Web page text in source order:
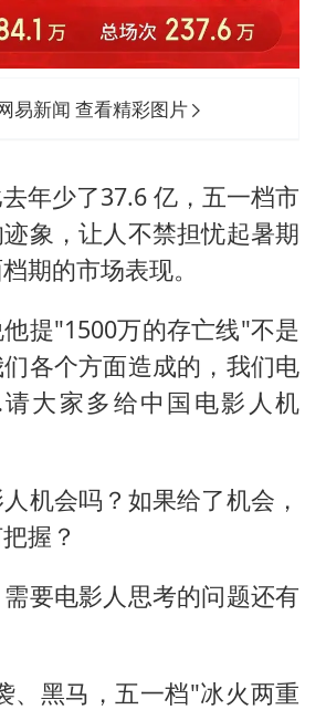
易新闻 查看精彩图片
年少了37.6 亿，五一档市
象，让人不禁担忧起暑期
期的市场表现。
提"1500万的存亡线"不是
各个方面造成的，我们电
大家多给中国电影人机
机会吗？如果给了机会，
握？
要电影人思考的问题还有
、黑马，五一档"冰火两重